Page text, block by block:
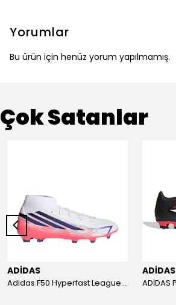
Yorumlar
Bu ürün için henüz yorum yapılmamış.
Çok Satanlar
ADİDAS
Adidas F50 Hyperfast League Mid Erkek Krampon (IH7090)
ADİDAS